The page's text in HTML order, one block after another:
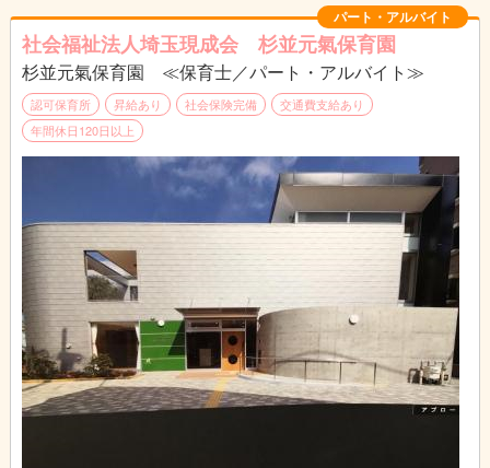
パート・アルバイト
社会福祉法人埼玉現成会 杉並元氣保育園
杉並元氣保育園 ≪保育士／パート・アルバイト≫
認可保育所 昇給あり 社会保険完備
交通費支給あり
年間休日120日以上